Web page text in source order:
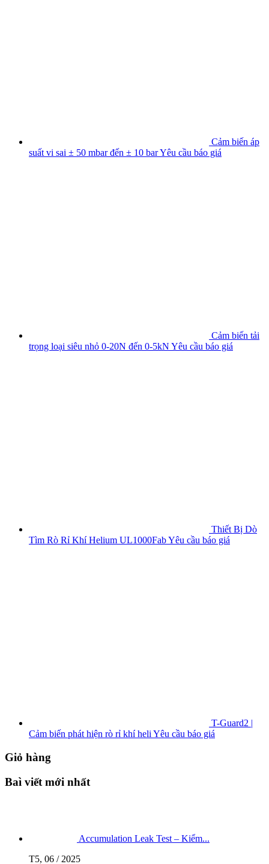
Cảm biến áp
suất vi sai ± 50 mbar đến ± 10 barYêu cầu báo giá
Cảm biến tải
trọng loại siêu nhỏ 0-20N đến 0-5kN Yêu cầu báo giá
Thiết Bị Dò
Tìm Rò Rỉ Khí Helium UL1000FabYêu cầu báo giá
T-Guard2 |
Cảm biến phát hiện rò rỉ khí heli Yêu cầu báo giá
Giỏ hàng
Baì viết mới nhất
Accumulation Leak Test – Kiểm...
T5, 06 / 2025